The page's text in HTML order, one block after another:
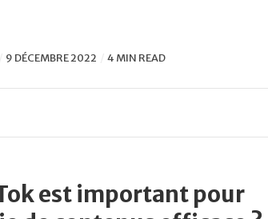
9 DÉCEMBRE 2022 4 MIN READ
est important pour